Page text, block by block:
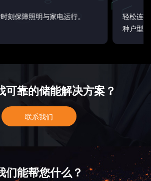
刻保障照明与家电运行。
轻松连
种户型
可靠的储能解决方案？
联系我们
们能帮您什么？